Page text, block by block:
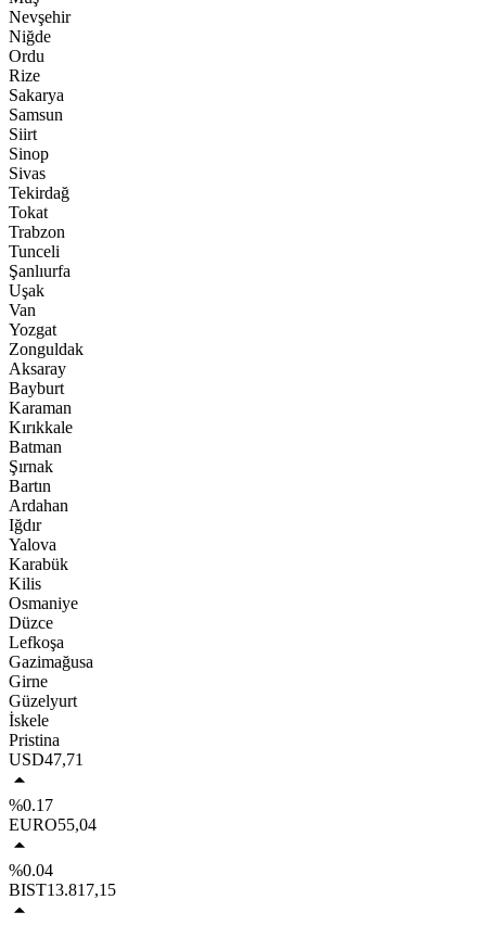
Nevşehir
Niğde
Ordu
Rize
Sakarya
Samsun
Siirt
Sinop
Sivas
Tekirdağ
Tokat
Trabzon
Tunceli
Şanlıurfa
Uşak
Van
Yozgat
Zonguldak
Aksaray
Bayburt
Karaman
Kırıkkale
Batman
Şırnak
Bartın
Ardahan
Iğdır
Yalova
Karabük
Kilis
Osmaniye
Düzce
Lefkoşa
Gazimağusa
Girne
Güzelyurt
İskele
Pristina
USD47,71
%0.17
EURO55,04
%0.04
BIST13.817,15